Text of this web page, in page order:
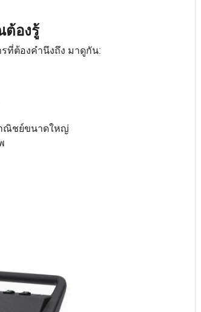
ต้องรู้
ที่ต้องคำนึงถึง มาดูกัน:
าณิชย์ขนาดใหญ่